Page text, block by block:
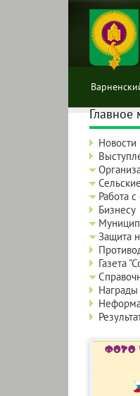
Новости
Работа
Бизнесу
Защита
Газета